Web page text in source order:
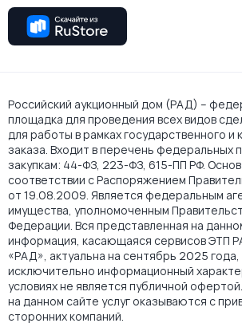
Российский аукционный дом (РАД) –
площадка для проведения всех видов
для работы в рамках государственного и
заказа. Входит в перечень федеральных
закупкам: 44-ФЗ, 223-ФЗ, 615-ПП РФ.
соответствии с Распоряжением
от 19.08.2009. Является федеральным
имущества, уполномоченным
Федерации. Вся представленная на
информация, касающаяся сервисов ЭТП
«РАД», актуальна на сентябрь 2025 года,
исключительно информационный
условиях не является публичной
на данном сайте услуг оказываются с
сторонних компаний.